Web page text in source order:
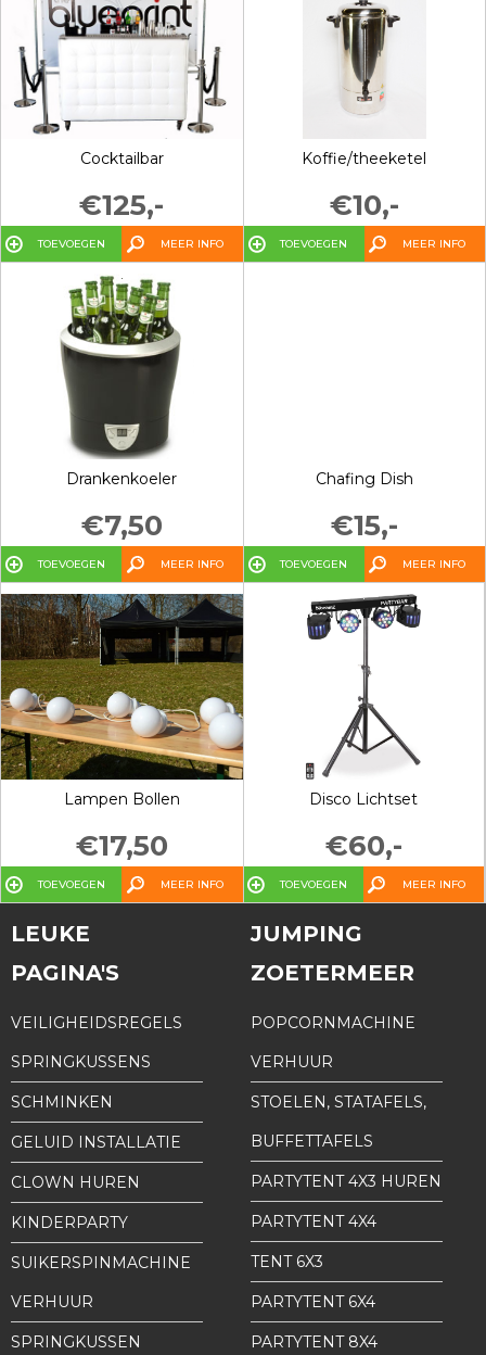
Cocktailbar
€125,-
TOEVOEGEN MEER INFO
Koffie/theeketel
€10,-
TOEVOEGEN MEER INFO
Drankenkoeler
€7,50
TOEVOEGEN MEER INFO
Chafing Dish
€15,-
TOEVOEGEN MEER INFO
Lampen Bollen
€17,50
TOEVOEGEN MEER INFO
Disco Lichtset
€60,-
TOEVOEGEN MEER INFO
LEUKE
PAGINA'S
VEILIGHEIDSREGELS
SPRINGKUSSENS
SCHMINKEN
GELUID INSTALLATIE
CLOWN HUREN
KINDERPARTY
SUIKERSPINMACHINE
VERHUUR
SPRINGKUSSEN
JUMPING
ZOETERMEER
POPCORNMACHINE
VERHUUR
STOELEN, STATAFELS,
BUFFETTAFELS
PARTYTENT 4X3 HUREN
PARTYTENT 4X4
TENT 6X3
PARTYTENT 6X4
PARTYTENT 8X4